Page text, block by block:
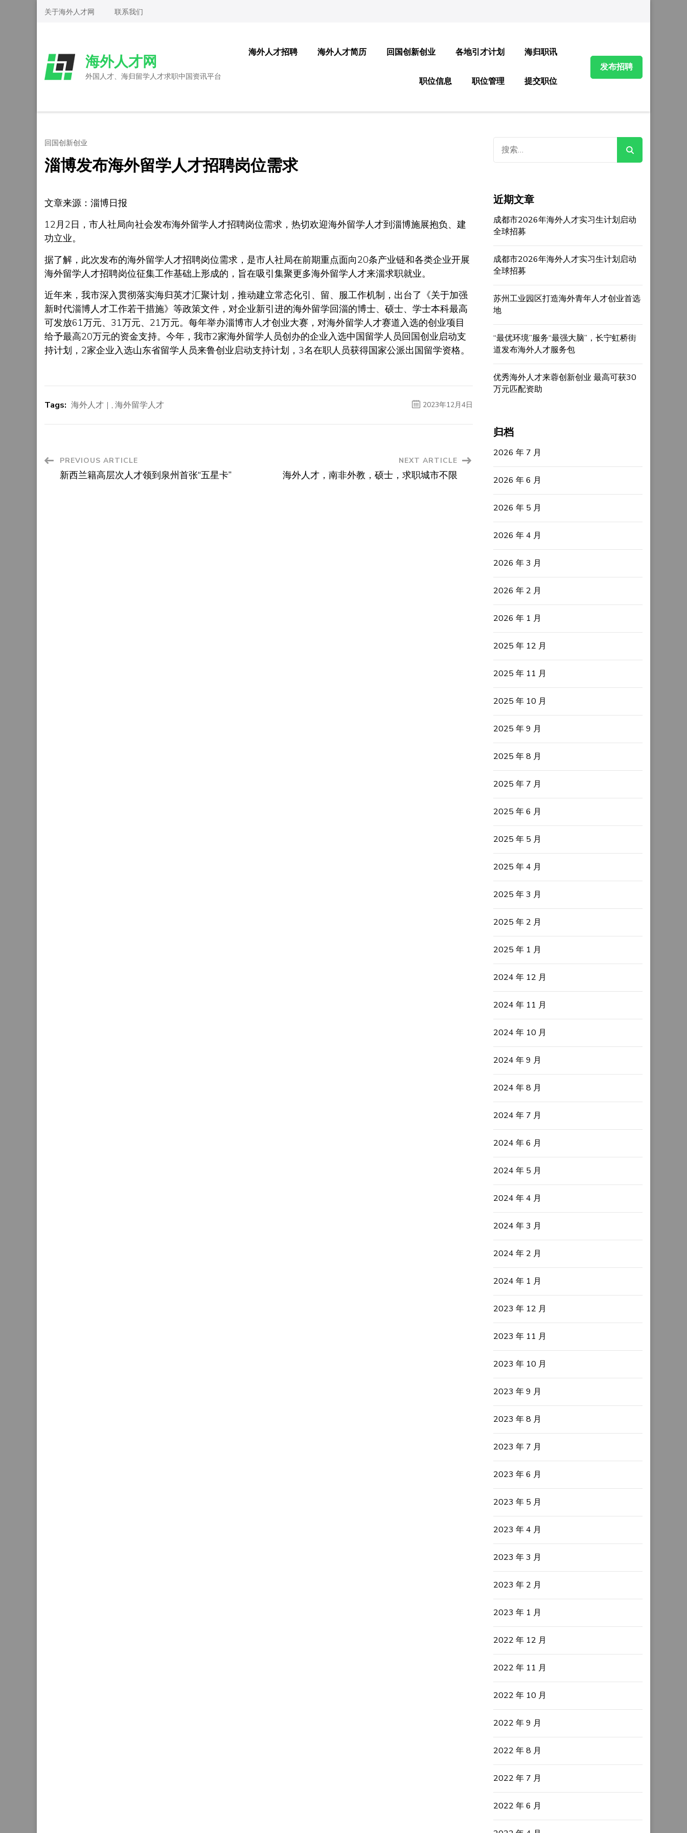
Skip
Enter)
关于海外人才网 联系我们
海外人才网
外国人才、海归留学人才求职中国资讯平台
海外人才招聘 海外人才简历 回国创新创业 各地引才计划 海归职讯
职位信息 职位管理 提交职位
发布招聘
回国创新创业
淄博发布海外留学人才招聘岗位需求
文章来源：淄博日报
12月2日，市人社局向社会发布海外留学人才招聘岗位需求，热切欢迎海外留学人才到淄博施展抱负、建
功立业。
据了解，此次发布的海外留学人才招聘岗位需求，是市人社局在前期重点面向20条产业链和各类企业开展
海外留学人才招聘岗位征集工作基础上形成的，旨在吸引集聚更多海外留学人才来淄求职就业。
近年来，我市深入贯彻落实海归英才汇聚计划，推动建立常态化引、留、服工作机制，出台了《关于加强
新时代淄博人才工作若干措施》等政策文件，对企业新引进的海外留学回淄的博士、硕士、学士本科最高
可发放61万元、31万元、21万元。每年举办淄博市人才创业大赛，对海外留学人才赛道入选的创业项目
给予最高20万元的资金支持。今年，我市2家海外留学人员创办的企业入选中国留学人员回国创业启动支
持计划，2家企业入选山东省留学人员来鲁创业启动支持计划，3名在职人员获得国家公派出国留学资格。
Tags: 海外人才 , 海外留学人才 2023年12月4日
Post
Navigation
PREVIOUS ARTICLE
新西兰籍高层次人才领到泉州首张“五星卡”
NEXT ARTICLE
海外人才，南非外教，硕士，求职城市不限
索：
近期文章
成都市2026年海外人才实习生计划启动
全球招募
成都市2026年海外人才实习生计划启动
全球招募
苏州工业园区打造海外青年人才创业首选
地
“最优环境”服务“最强大脑”，长宁虹桥街
道发布海外人才服务包
优秀海外人才来蓉创新创业 最高可获30
万元匹配资助
归档
2026 年 7 月
2026 年 6 月
2026 年 5 月
2026 年 4 月
2026 年 3 月
2026 年 2 月
2026 年 1 月
2025 年 12 月
2025 年 11 月
2025 年 10 月
2025 年 9 月
2025 年 8 月
2025 年 7 月
2025 年 6 月
2025 年 5 月
2025 年 4 月
2025 年 3 月
2025 年 2 月
2025 年 1 月
2024 年 12 月
2024 年 11 月
2024 年 10 月
2024 年 9 月
2024 年 8 月
2024 年 7 月
2024 年 6 月
2024 年 5 月
2024 年 4 月
2024 年 3 月
2024 年 2 月
2024 年 1 月
2023 年 12 月
2023 年 11 月
2023 年 10 月
2023 年 9 月
2023 年 8 月
2023 年 7 月
2023 年 6 月
2023 年 5 月
2023 年 4 月
2023 年 3 月
2023 年 2 月
2023 年 1 月
2022 年 12 月
2022 年 11 月
2022 年 10 月
2022 年 9 月
2022 年 8 月
2022 年 7 月
2022 年 6 月